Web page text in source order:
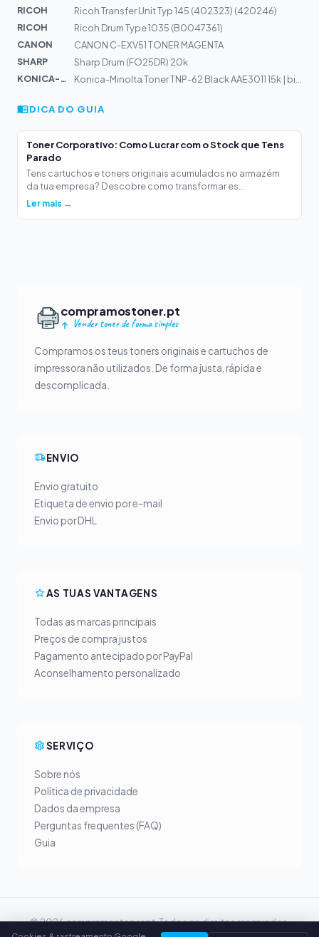
RICOH
Ricoh Transfer Unit Typ 145 (402323) (420246)
RICOH
Ricoh Drum Type 1035 (B0047361)
CANON
CANON C-EXV51 TONER MAGENTA
SHARP
Sharp Drum (FO25DR) 20k
KONICA-MIN...
DICA DO GUIA
Toner Corporativo: Como Lucrar com o Stock que Tens
Parado
Tens cartuchos e toners originais acumulados no armazém
da tua empresa? Descobre como transformar es...
Ler mais →
compramostoner.pt
Vender toner de forma simples
Compramos os teus toners originais e cartuchos de
impressora não utilizados. De forma justa, rápida e
descomplicada.
ENVIO
Envio gratuito
Etiqueta de envio por e-mail
Envio por DHL
AS TUAS VANTAGENS
Todas as marcas principais
Preços de compra justos
Pagamento antecipado por PayPal
Aconselhamento personalizado
SERVIÇO
Sobre nós
Política de privacidade
Dados da empresa
Perguntas frequentes (FAQ)
Guia
© 2026 compramostoner.pt. Todos os direitos reservados.